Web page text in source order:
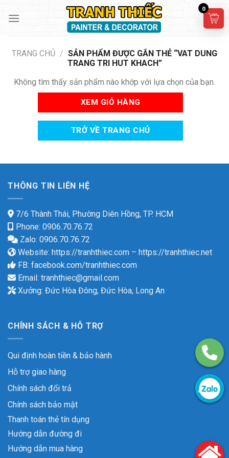
TRANG CHỦ / SẢN PHẨM ĐƯỢC GẮN THẺ “VAT DUNG
TRANG TRI HUT KHACH”
Không tìm thấy sản phẩm nào khớp với lựa chọn của bạn.
XEM GIỎ HÀNG
TRỞ VỀ TRANG CHỦ
THÔNG TIN LIÊN HỆ
7/6 Thành Thái, Phường Diên Hồng, TP. HCM
Phone: 0906.70.76.72
Zalo: 0906.70.76.72
Website: https://tranhthiec.com – https://tranhthiec.net
FB: facebook.com/tranhthiec.com
Email: tranhthiec@gmail.com
Xưởng: Đức Hòa Đông, Đức Hòa, Long An
CHÍNH SÁCH & HỖ TRỢ
Qui định hoàn tiền & bảo hành
Hỗ trợ giao hàng
Chính sách đổi trả
Chính sách bảo mật
Thanh toán thẻ tín dụng
Hướng dẫn đường đi
Hướng dẫn mua hàng
0